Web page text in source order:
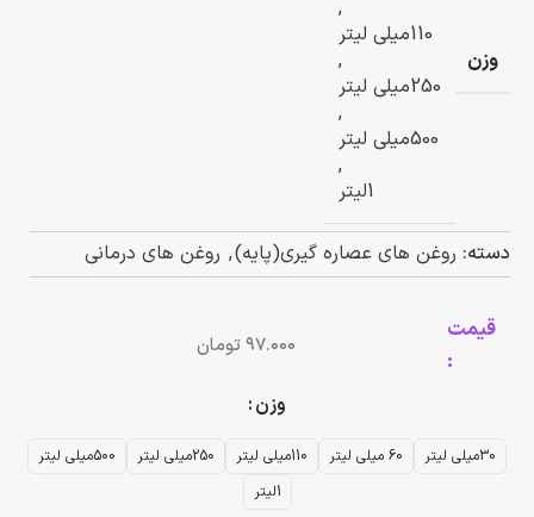
وزن
,
110میلی لیتر
,
250میلی لیتر
,
500میلی لیتر
,
1لیتر
دسته: روغن های عصاره گیری(پایه), روغن های درمانی
قیمت
:
تومان
وزن
30میلی لیتر 60 میلی لیتر 110میلی لیتر 250میلی لیتر
500میلی لیتر
1لیتر